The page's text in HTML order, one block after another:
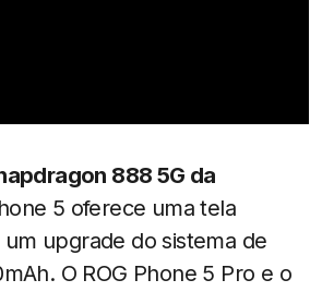
888 5G da
5 oferece uma tela
um upgrade do sistema de
O ROG Phone 5 Pro e o